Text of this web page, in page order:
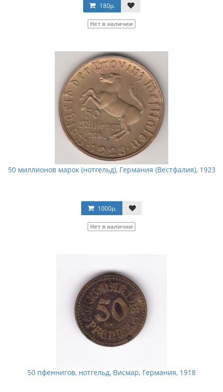
180р.
Нет в наличии
50 миллионов марок (нотгельд), Германия (Вестфалия), 1923
1000р.
Нет в наличии
50 пфеннигов, нотгельд, Висмар, Германия, 1918